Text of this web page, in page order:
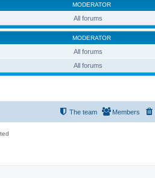
MODERATOR
All forums
MODERATOR
All forums
All forums
Members
The team